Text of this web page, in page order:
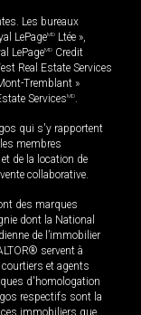
Les bureaux
LePageMD Ltée »,
LePageMD Credit
Real Estate Services
Tremblant »
ServicesMD.
qui s'y rapportent
membres
de la location de
collaborative.
des marques
dont la National
de l’immobilier
servent à
et agents
d'homologation
respectifs sont la
immobiliers que